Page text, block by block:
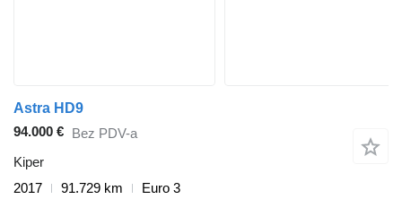
Astra HD9
94.000 € Bez PDV-a
Kiper
2017
91.729 km
Euro 3